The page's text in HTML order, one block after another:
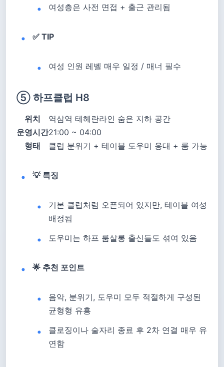
여성층은 사전 면접 + 출근 관리됨
✅ TIP
여성 인원 레벨 매우 일정 / 매너 필수
⑤ 하프클럽 H8
위치
역삼역 테헤란라인 숨은 지하 공간
운영시간21:00 ~ 04:00
형태
클럽 분위기 + 테이블 도우미 응대 + 룸 가능
💡 특징
기본 클럽처럼 오픈되어 있지만, 테이블 여성
배정됨
도우미는 하프 룸살롱 출신들도 섞여 있음
🌟 추천 포인트
음악, 분위기, 도우미 모두 적절하게 구성된
균형형 유흥
클로징이나 술자리 종료 후 2차 연결 매우 유
연함